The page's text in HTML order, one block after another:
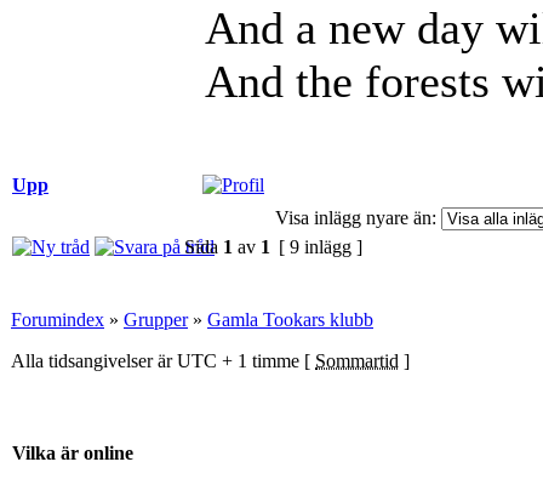
And a new day
And the forests
Upp
Visa inlägg nyare än:
Sida 1 av 1 [ 9 inlägg ]
Forumindex » Grupper» Gamla Tookars klubb
Alla tidsangivelser är UTC + 1 timme [ Sommartid ]
Vilka är online